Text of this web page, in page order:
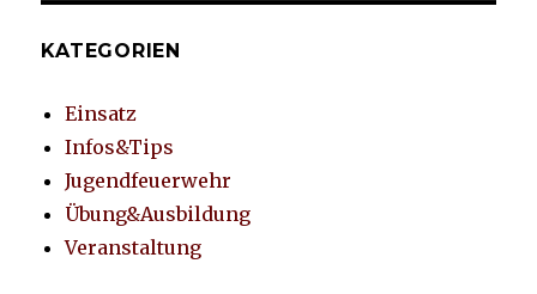
KATEGORIEN
Einsatz
Infos&Tips
Jugendfeuerwehr
Übung&Ausbildung
Veranstaltung